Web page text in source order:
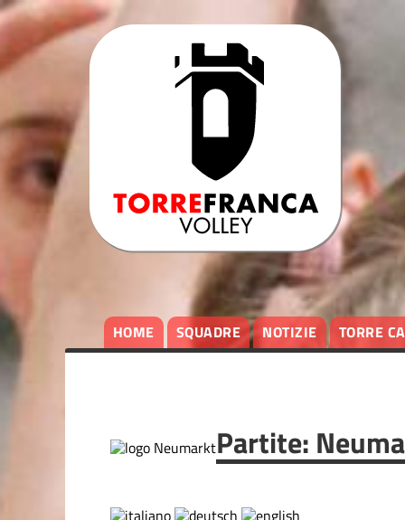
HOME SQUADRE NOTIZIE TORRE
Partite: